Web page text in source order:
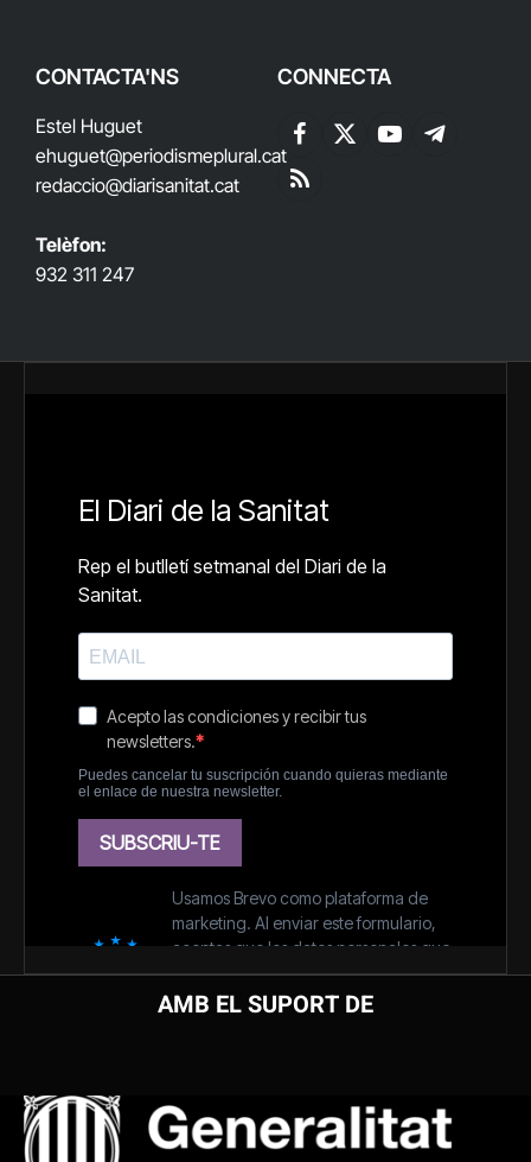
CONTACTA'NS
Estel Huguet
ehuguet@periodismeplural.cat
redaccio@diarisanitat.cat
Telèfon:
932 311 247
CONNECTA
Facebook
X
YouTubeTelegram
RSS
AMB EL SUPORT DE